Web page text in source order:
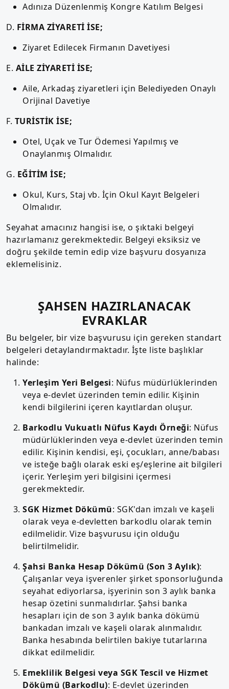
Adınıza Düzenlenmiş Kongre Katılım Belgesi
D. FİRMA ZİYARETİ İSE;
Ziyaret Edilecek Firmanın Davetiyesi
E. AİLE ZİYARETİ İSE;
Aile, Arkadaş ziyaretleri için Belediyeden Onaylı
Orijinal Davetiye
F. TURİSTİK İSE;
Otel, Uçak ve Tur Ödemesi Yapılmış ve
Onaylanmış Olmalıdır.
G. EĞİTİM İSE;
Okul, Kurs, Staj vb. İçin Okul Kayıt Belgeleri
Olmalıdır.
Seyahat amacınız hangisi ise, o şıktaki belgeyi
hazırlamanız gerekmektedir. Belgeyi eksiksiz ve
doğru şekilde temin edip vize başvuru dosyanıza
eklemelisiniz.
ŞAHSEN HAZIRLANACAK
EVRAKLAR
Bu belgeler, bir vize başvurusu için gereken standart
belgeleri detaylandırmaktadır. İşte liste başlıklar
halinde:
Yerleşim Yeri Belgesi: Nüfus müdürlüklerinden
veya e-devlet üzerinden temin edilir. Kişinin
kendi bilgilerini içeren kayıtlardan oluşur.
Barkodlu Vukuatlı Nüfus Kaydı Örneği: Nüfus
müdürlüklerinden veya e-devlet üzerinden temin
edilir. Kişinin kendisi, eşi, çocukları, anne/babası
ve isteğe bağlı olarak eski eş/eşlerine ait bilgileri
içerir. Yerleşim yeri bilgisini içermesi
gerekmektedir.
SGK Hizmet Dökümü: SGK'dan imzalı ve kaşeli
olarak veya e-devletten barkodlu olarak temin
edilmelidir. Vize başvurusu için olduğu
belirtilmelidir.
Şahsi Banka Hesap Dökümü (Son 3 Aylık):
Çalışanlar veya işverenler şirket sponsorluğunda
seyahat ediyorlarsa, işyerinin son 3 aylık banka
hesap özetini sunmalıdırlar. Şahsi banka
hesapları için de son 3 aylık banka dökümü
bankadan imzalı ve kaşeli olarak alınmalıdır.
Banka hesabında belirtilen bakiye tutarlarına
dikkat edilmelidir.
Emeklilik Belgesi veya SGK Tescil ve Hizmet
Dökümü (Barkodlu): E-devlet üzerinden